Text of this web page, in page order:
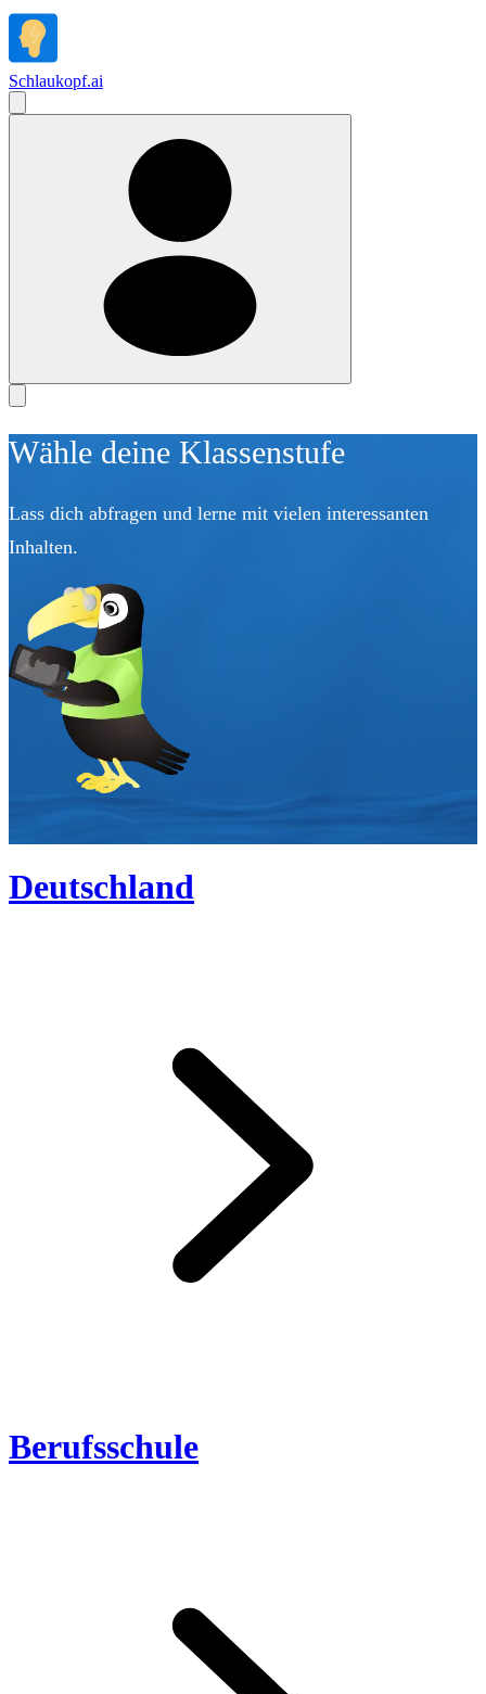
Schlaukopf.ai
Wähle deine Klassenstufe
Lass dich abfragen und lerne mit vielen interessanten
Inhalten.
Deutschland
Berufsschule